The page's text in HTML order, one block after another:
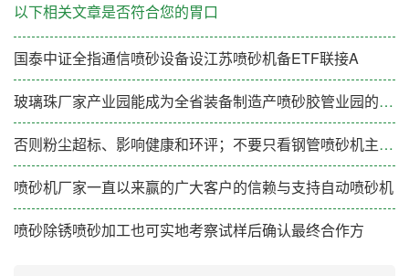
以下相关文章是否符合您的胃口
国泰中证全指通信喷砂设备设江苏喷砂机备ETF联接A
玻璃珠厂家产业园能成为全省装备制造产喷砂胶管业园的标杆示范
否则粉尘超标、影响健康和环评；不要只看钢管喷砂机主喷砂机厂家哪家强机
喷砂机厂家一直以来赢的广大客户的信赖与支持自动喷砂机
喷砂除锈喷砂加工也可实地考察试样后确认最终合作方